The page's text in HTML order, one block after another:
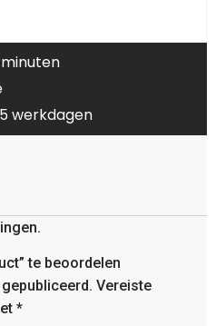
werkdagen
te beoordelen
Vereiste
*